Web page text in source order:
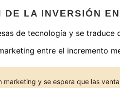
DE LA INVERSIÓN
de tecnología y se traduce
entre el incremento
marketing y se espera que las